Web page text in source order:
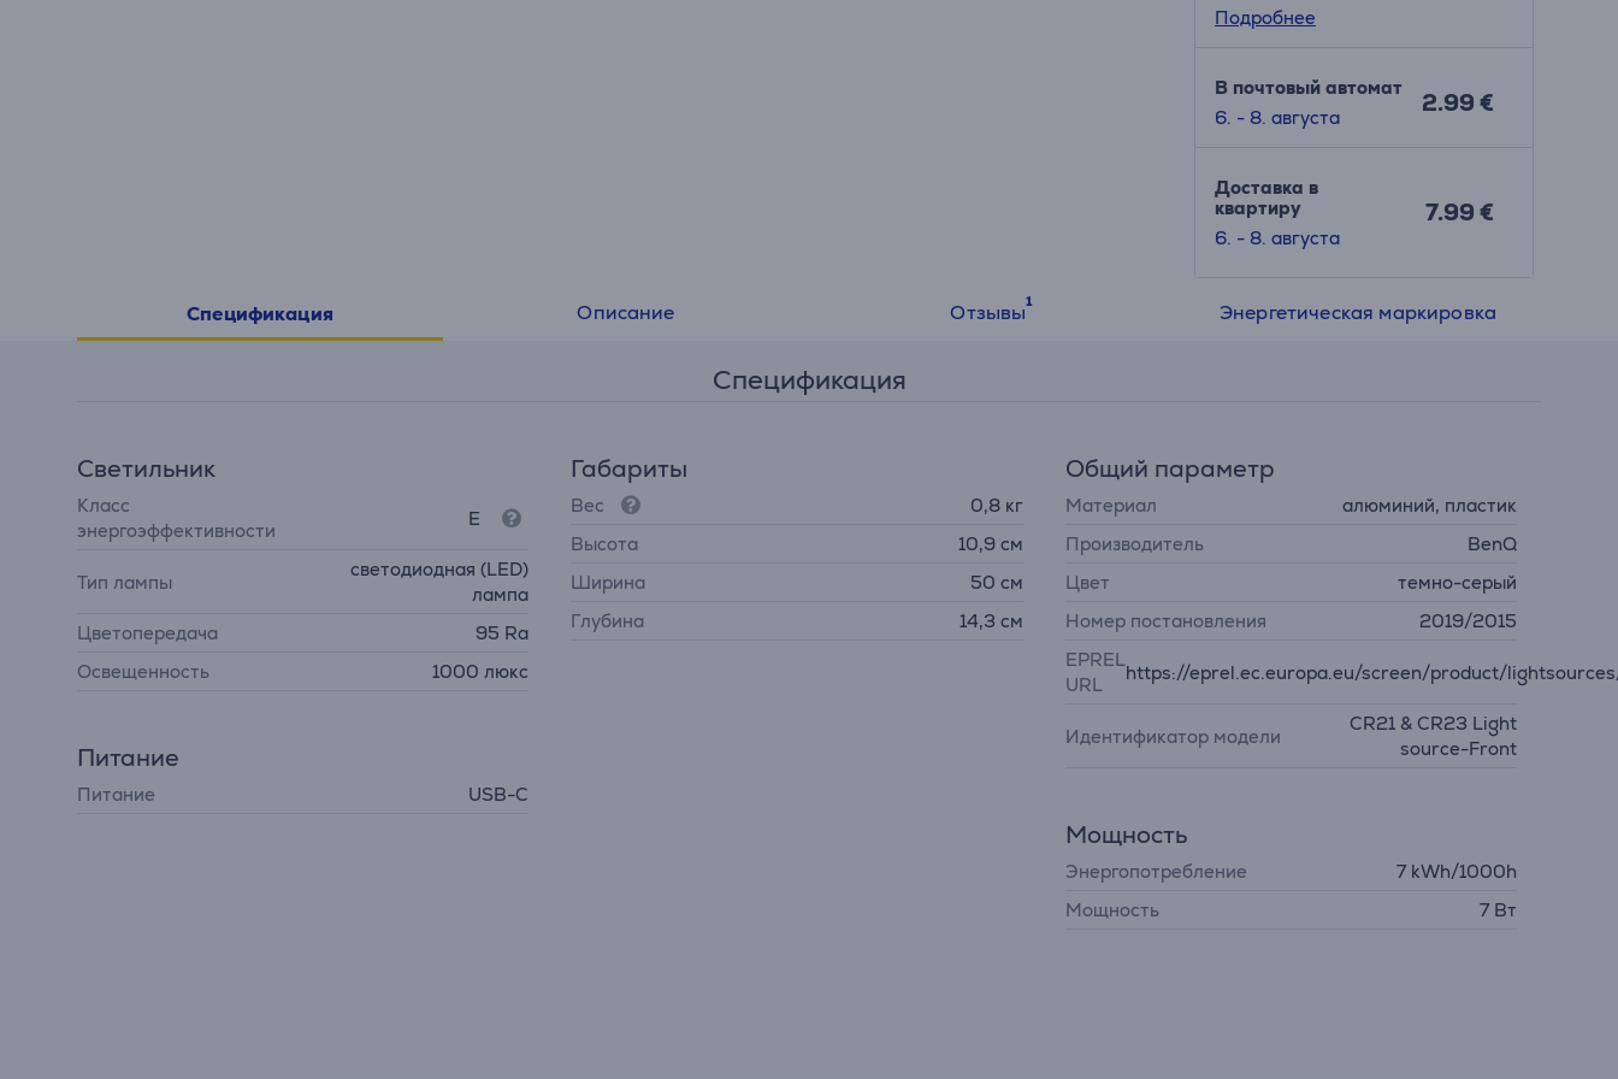
Подробнее
В почтовый автомат
6. - 8. августа
2.99 €
Доставка в
квартиру
6. - 8. августа
7.99 €
Спецификация Описание Отзывы Энергетическая маркировка
Спецификация
Светильник
Класс
энергоэффективности
E
Тип лампы
светодиодная (LED)
лампа
Цветопередача
95 Ra
Освещенность
1000 люкс
Питание
Питание USB-C
Габариты
Вес
0,8 кг
Высота
10,9 см
Ширина
50 см
Глубина
14,3 см
Общий параметр
Материал
алюминий, пластик
Производитель
BenQ
Цвет
темно-серый
Номер постановления
2019/2015
EPREL
URL
https://eprel.ec.europa.eu/screen/product/
Идентификатор модели
CR21 & CR23 Light
source-Front
Мощность
Энергопотребление
7 kWh/1000h
Мощность
7 Вт